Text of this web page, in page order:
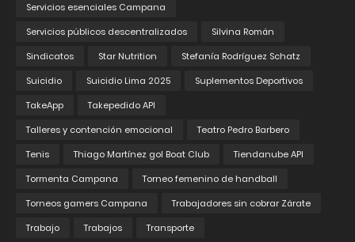
Servicios esenciales Campana
Servicios públicos descentralizados
Silvina Román
Sindicatos
Star Nutrition
Stefanía Rodríguez Schatz
Suicidio
Suicidio Lima 2025
Suplementos Deportivos
TakeApp
Takepedido API
Talleres y contención emocional
Teatro Pedro Barbero
Tenis
Thiago Martínez gol Boat Club
Tiendanube API
Tormenta Campana
Torneo femenino de handball
Torneos gamers Campana
Trabajadores sin cobrar Zárate
Trabajo
Trabajos
Transporte